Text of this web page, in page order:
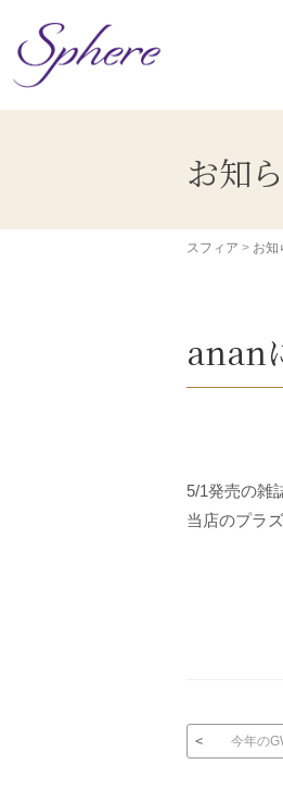
ン
ツ
プ
お知
スフィア > お知
anan
5/1発売の雑
当店のプラ
投稿ナビゲ
今年の